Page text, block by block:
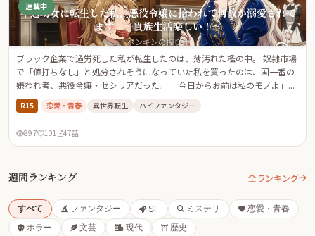
不遇幼女に転生した私、悪役令嬢に拾われて何故か溺愛されて
ます 〜貴族生活楽しい！〜
ペンギンの搾り汁
連載中
ブラック企業で過労死した私が転生したのは、薄汚れた檻の中。 奴隷市場
で「値打ちなし」と処分されそうになっていた私を買ったのは、国一番の
嫌われ者、悪役令嬢・セシリアだった。 「今日からお前は私のモノよ」...
R15 恋愛・青春 異世界転生 ハイファンタジー
897 101 47話
週間ランキング 全ランキング
すべて ファンタジー SF ミステリ
恋愛・青春
ホラー
文芸 現代 歴史